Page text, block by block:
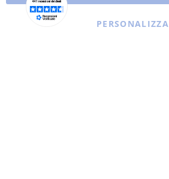
PERSONALIZZA